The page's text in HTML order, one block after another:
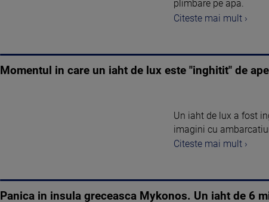
plimbare pe apa.
Citeste mai mult ›
Momentul in care un iaht de lux este "inghitit" de
Un iaht de lux a fost
imagini cu
Citeste mai mult ›
Panica in insula greceasca Mykonos. Un iaht de 6